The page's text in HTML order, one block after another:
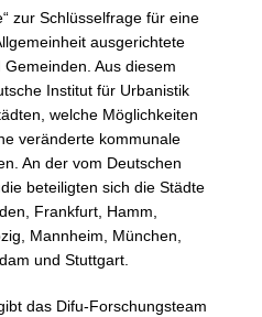
zur Schlüsselfrage für eine
ausgerichtete
Aus diesem
Institut für Urbanistik
welche Möglichkeiten
veränderte kommunale
An der vom Deutschen
beteiligten sich die Städte
Frankfurt, Hamm,
Mannheim, München,
und Stuttgart.
das Difu-Forschungsteam